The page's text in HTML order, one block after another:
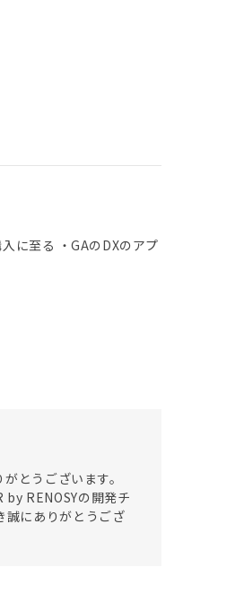
に至る ・GAのDXのアプ
とうございます。
by RENOSYの開発チ
誠にありがとうござ